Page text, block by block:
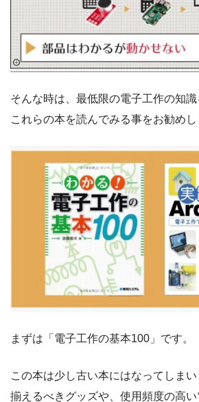
そんな時は、最低限の電子工作の知
これらの本を読んでみる事をお勧めし
まずは「電子工作の基本100」です。
この本は少し古い本にはなってしま
揃えるべきグッズや、使用頻度の高